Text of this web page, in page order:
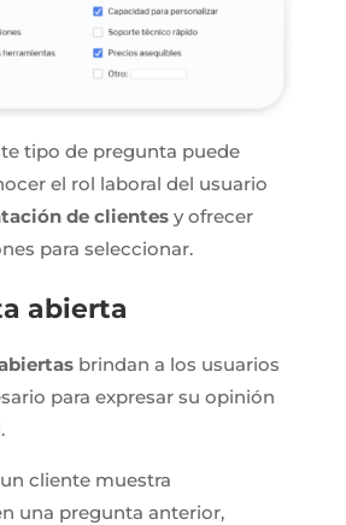
tipo de pregunta puede
el rol laboral del usuario
de clientesy ofrecer
para seleccionar.
abierta
brindan a los usuarios
para expresar su opinión
cliente muestra
una pregunta anterior,